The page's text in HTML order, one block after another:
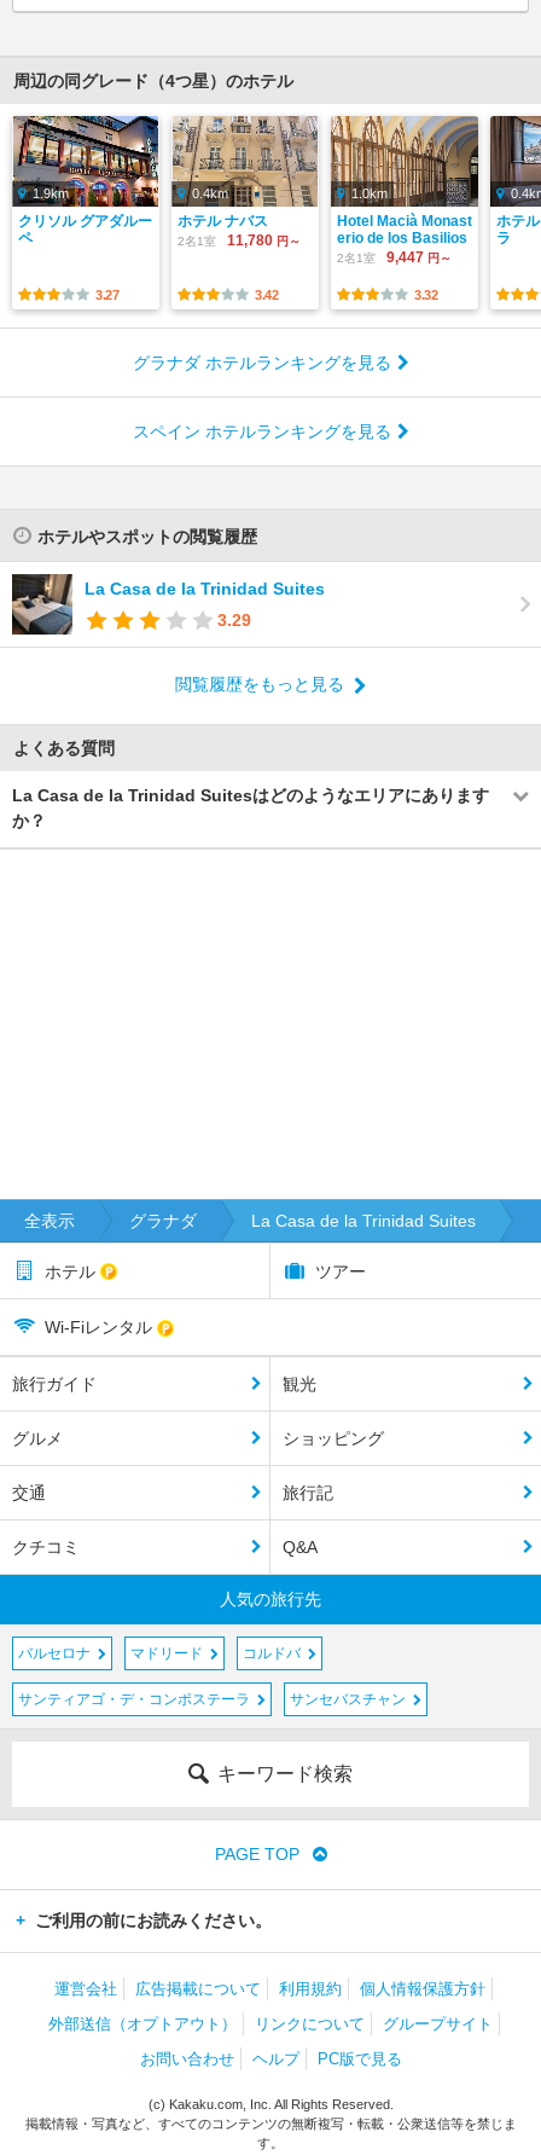
周辺の同グレード（4つ星）のホテル
1.9km
クリソル グアダルー
ペ
3.27
0.4km
ホテル ナバス
2名1室 11,780 円～
3.42
1.0km
Hotel Macià Monast
erio de los Basilios
2名1室 9,447 円～
3.32
ホテ
ラ
グラナダ ホテルランキングを見る
スペイン ホテルランキングを見る
ホテルやスポットの閲覧履歴
La Casa de la Trinidad Suites
3.29
閲覧履歴をもっと見る
よくある質問
La Casa de la Trinidad Suitesはどのようなエリアにあります
か？
全表示 グラナダ La Casa de la Trinidad Suites
ホテル ツアー
Wi-Fiレンタル
旅行ガイド 観光
グルメ ショッピング
交通 旅行記
クチコミ Q&A
人気の旅行先
バルセロナ マドリード コルドバ
サンティアゴ・デ・コンポステーラ サンセバスチャン
キーワード検索
PAGE TOP
ご利用の前にお読みください。
運営会社 広告掲載について 利用規約
個人情報保護方針
外部送信（オプトアウト）
リンクについて
グループサイト
お問い合わせ
ヘルプ PC版で見る
(c) Kakaku.com, Inc. All Rights Reserved.
掲載情報・写真など、すべてのコンテンツの無断複写・転載・公衆送信等を禁じま
す。